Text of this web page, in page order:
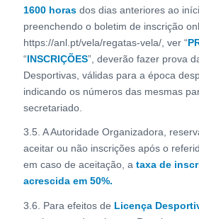
1600 horas dos dias anteriores ao
preenchendo o boletim de inscrição
https://anl.pt/vela/regatas-vela/, ver “
“INSCRIÇÕES”, deverão fazer prova
Desportivas, válidas para a época
indicando os números das mesmas
secretariado.
3.5. A Autoridade Organizadora,
aceitar ou não inscrições após o
em caso de aceitação, a taxa de
acrescida em 50%.
3.6. Para efeitos de Licença